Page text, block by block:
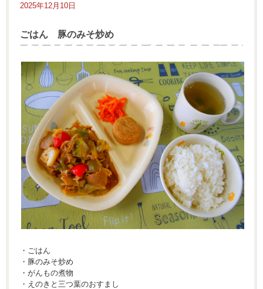
2025年12月10日
ごはん 豚のみそ炒め
・ごはん
・豚のみそ炒め
・がんもの煮物
・えのきと三つ葉のおすまし